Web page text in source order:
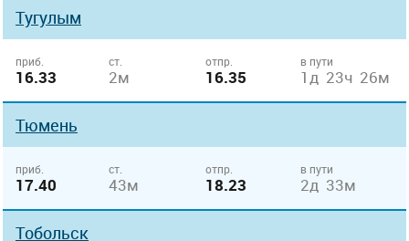
Тугулым
приб.
16.33
ст.
2м
отпр.
16.35
в пути
1д 23ч 26м
Тюмень
приб.
17.40
ст.
43м
отпр.
18.23
в пути
2д 33м
Тобольск